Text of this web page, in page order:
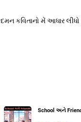
કવિતાનો મેં આધાર
School અને